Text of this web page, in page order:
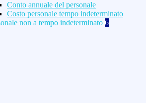
Conto annuale del personale
Costo personale tempo indeterminato
non a tempo indeterminato 6